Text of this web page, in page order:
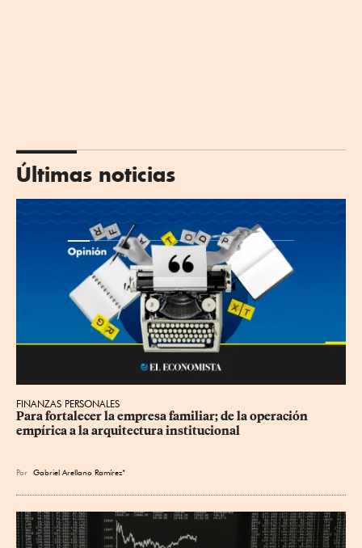
Últimas noticias
FINANZAS PERSONALES
Para fortalecer la empresa familiar; de la operación
empírica a la arquitectura institucional
Por Gabriel Arellano Ramírez*